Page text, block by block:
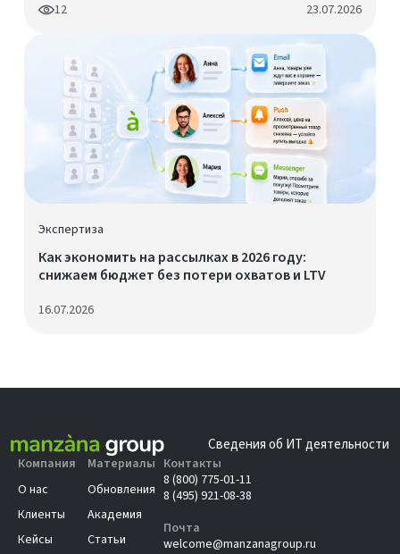
12 23.07.2026
Экспертиза
Как экономить на рассылках в 2026 году:
снижаем бюджет без потери охватов и LTV
16.07.2026
Сведения об ИТ деятельности
Компания
О нас
Клиенты
Кейсы
Материалы
Обновления
Академия
Статьи
Контакты
8 (800) 775-01-11
8 (495) 921-08-38
Почта
welcome@manzanagroup.ru